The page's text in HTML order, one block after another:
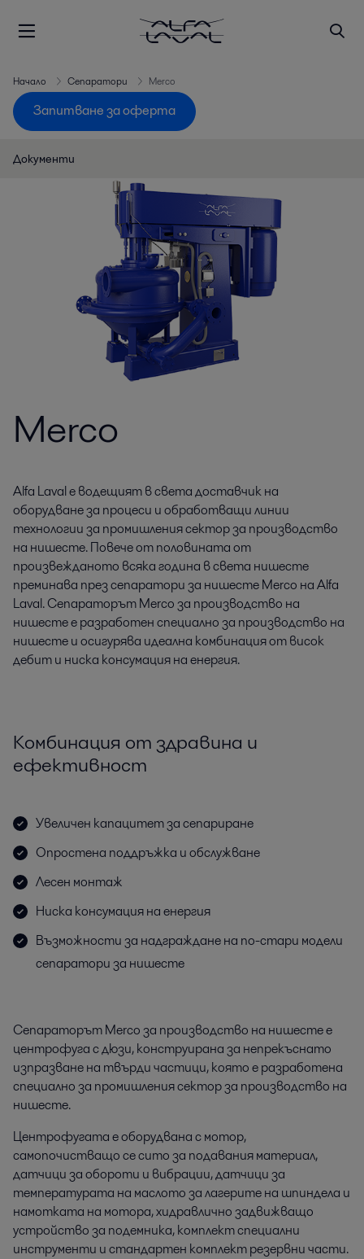
Начало Сепаратори Merco
Запитване за оферта
Документи
Merco
Alfa Laval е водещият в света доставчик на
оборудване за процеси и обработващи линии
технологии за промишления сектор за производство
на нишесте. Повече от половината от
произвежданото всяка година в света нишесте
преминава през сепаратори за нишесте Merco на Alfa
Laval. Сепараторът Merco за производство на
нишесте е разработен специално за производство на
нишесте и осигурява идеална комбинация от висок
дебит и ниска консумация на енергия.
Комбинация от здравина и
ефективност
Увеличен капацитет за сепариране
Опростена поддръжка и обслужване
Лесен монтаж
Ниска консумация на енергия
Възможности за надграждане на по-стари модели
сепаратори за нишесте
Сепараторът Merco за производство на нишесте е
центрофуга с дюзи, конструирана за непрекъснато
изпразване на твърди частици, която е разработена
специално за промишления сектор за производство на
нишесте.
Центрофугата е оборудвана с мотор,
самопочистващо се сито за подавания материал,
датчици за обороти и вибрации, датчици за
температурата на маслото за лагерите на шпиндела и
намотката на мотора, хидравлично задвижващо
устройство за подемника, комплект специални
инструменти и стандартен комплект резервни части.